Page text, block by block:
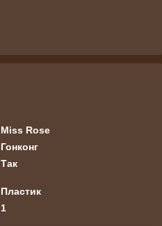
Miss Rose
Гонконг
Так
Пластик
1